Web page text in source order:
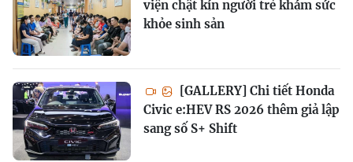
viện chật kín người trẻ khám sức
khỏe sinh sản
[GALLERY] Chi tiết Honda
Civic e:HEV RS 2026 thêm giả lập
sang số S+ Shift